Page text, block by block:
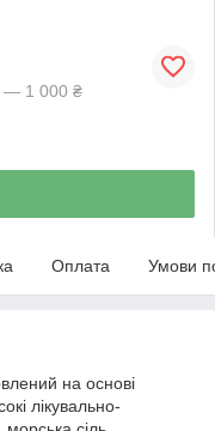
— 1 000 ₴
Оплата Умови
на основі
лікувально-